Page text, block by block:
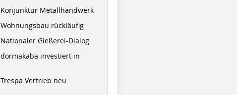
Konjunktur Metallhandwerk
Wohnungsbau rückläufig
Nationaler Gießerei-Dialog
dormakaba investiert in
Trespa Vertrieb neu